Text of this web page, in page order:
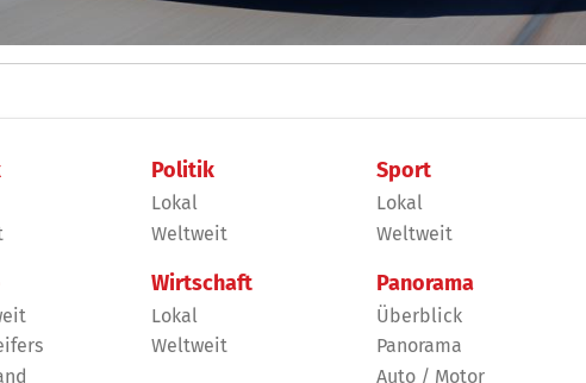
Politik
Lokal
Weltweit
Wirtschaft
Lokal
Weltweit
Sport
Lokal
Weltweit
Panorama
Überblick
Panorama
Auto / Motor